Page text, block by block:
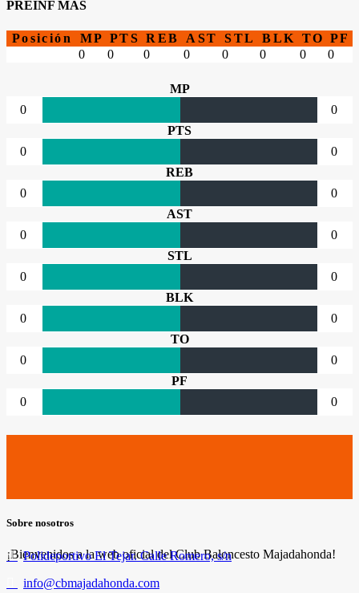
PREINF MAS
Posición MP PTS REB AST STL BLK TO PF
0
0 0 0 0 0 0 0
MP
0
0
PTS
0
0
REB
0
0
AST
0
0
STL
0
0
BLK
0
0
TO
0
0
PF
0
0
Sobre nosotros
¡Bienvenidos a la web oficial del Club Baloncesto Majadahonda!
Polideportivo El Tejar. Calle Romero, s/n
info@cbmajadahonda.com